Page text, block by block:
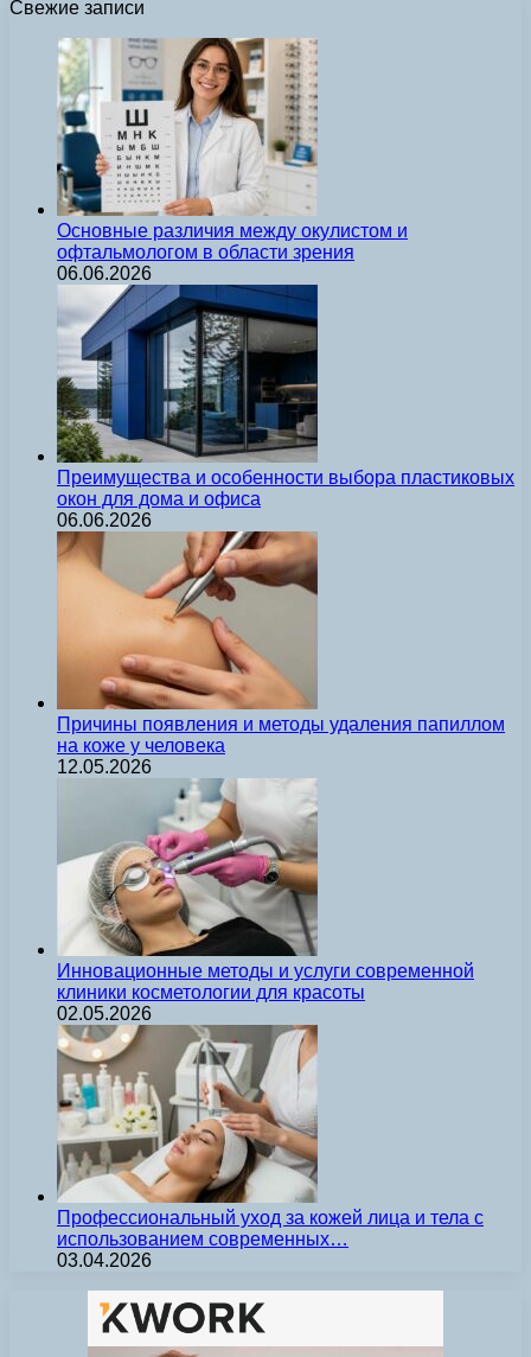
Свежие записи
Основные различия между окулистом и
офтальмологом в области зрения
06.06.2026
Преимущества и особенности выбора пластиковых
окон для дома и офиса
06.06.2026
Причины появления и методы удаления папиллом
на коже у человека
12.05.2026
Инновационные методы и услуги современной
клиники косметологии для красоты
02.05.2026
Профессиональный уход за кожей лица и тела с
использованием современных…
03.04.2026